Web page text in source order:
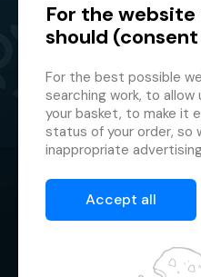
© 2026 GMF
Защита
Менеджер
For the
should
For the best possible
searching work, to
your basket, to make it
status of your order, so
inappropriate
This is why we need
of cookies
, i.e. small
consent and helping
Accept all